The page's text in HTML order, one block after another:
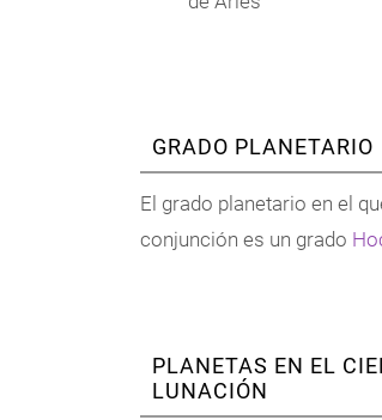
GRADO PLANETARIO
El grado planetario en el
conjunción es un grado
PLANETAS EN EL
LUNACIÓN